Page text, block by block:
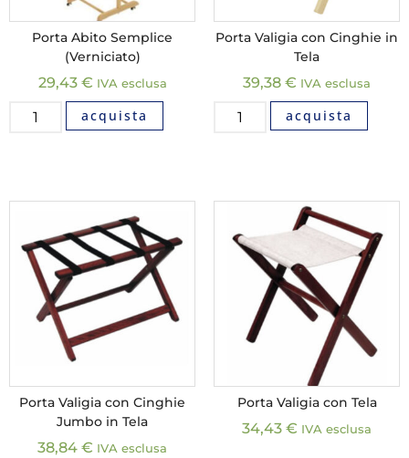
Porta Abito Semplice
(Verniciato)
29,43 € IVA esclusa
acquista
Porta Valigia con Cinghie in
Tela
39,38 € IVA esclusa
acquista
Porta Valigia con Cinghie
Jumbo in Tela
38,84 € IVA esclusa
Porta Valigia con Tela
34,43 € IVA esclusa